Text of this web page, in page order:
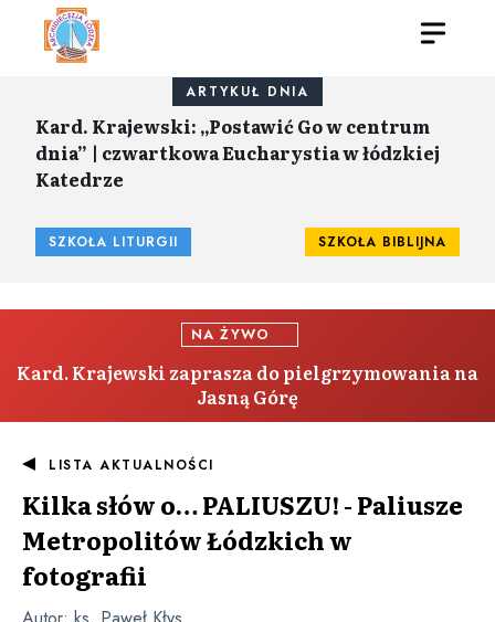
ARTYKUŁ DNIA
Kard. Krajewski: „Postawić Go w centrum
dnia” | czwartkowa Eucharystia w łódzkiej
Katedrze
SZKOŁA LITURGII SZKOŁA BIBLIJNA
NA ŻYWO
Kard. Krajewski zaprasza do pielgrzymowania na
Jasną Górę
LISTA AKTUALNOŚCI
Kilka słów o… PALIUSZU! - Paliusze
Metropolitów Łódzkich w
fotografii